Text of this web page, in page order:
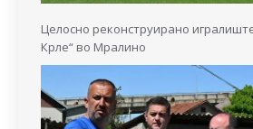
Целосно реконструирано
Крле“ во Мралино